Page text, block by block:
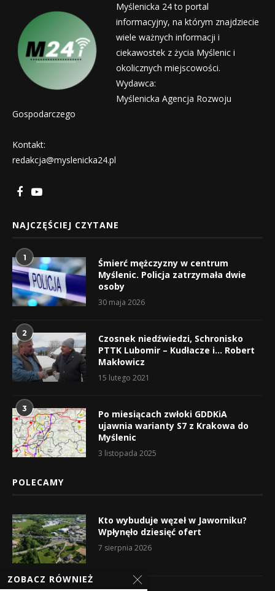
Myślenicka 24 to portal
informacyjny, na którym znajdziecie
wiele ważnych informacji i
ciekawostek z życia Myślenic i
okolicznych miejscowości.
Wydawca:
Myślenicka Agencja Rozwoju
Gospodarczego
Kontakt:
redakcja@myslenicka24.pl
NAJCZĘŚCIEJ CZYTANE
1
Śmierć mężczyzny w centrum
Myślenic. Policja zatrzymała dwie
osoby
30 maja 2026
2
Czosnek niedźwiedzi, Schronisko
PTTK Lubomir – Kudłacze i… Robert
Makłowicz
15 lutego 2021
3
Po miesiącach zwłoki GDDKiA
ujawnia warianty S7 z Krakowa do
Myślenic
3 listopada 2025
POLECAMY
Kto wybuduje węzeł w Jaworniku?
Wpłynęło dziesięć ofert
7 sierpnia 2026
ZOBACZ RÓWNIEŻ